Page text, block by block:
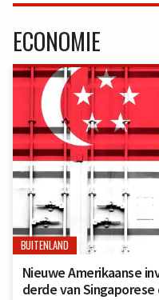
ECONOMIE
BUITENLAND
Nieuwe Amerikaanse
derde van